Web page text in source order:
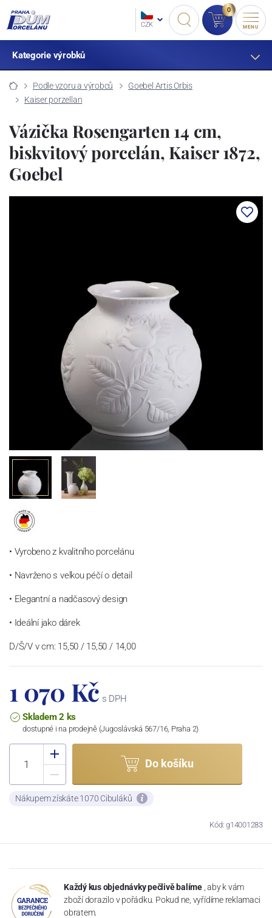
CZK
0
MENU
Kategorie výrobků
Podle vzoru a výrobců
Goebel Artis Orbis
Kaiser porzellan
Vázička Rosengarten 14 cm,
biskvitový porcelán, Kaiser 1872,
Goebel
• Vyrobeno z kvalitního porcelánu
• Navrženo s velkou péčí o detail
• Elegantní a nadčasový design
• Ideální jako dárek
D/Š/V v cm: 15,50 / 15,50 / 14,00
1 070 Kč s DPH
Skladem 2 ks
dostupné i na prodejně (Jugoslávská 567/16, Praha 2)
Do košíku
Nákupem získáte 1070 Cibuláků
Kód: g14001283
Každý kus objednávky pečlivě balíme , aby k vám
zboží dorazilo v pořádku. Pokud ne, vyřídíme reklamaci
obratem.